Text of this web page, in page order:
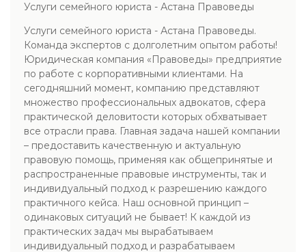
Услуги семейного юриста - Астана Правоведы
Услуги семейного юриста - Астана Правоведы.
Команда экспертов с долголетним опытом работы!
Юридическая компания «Правоведы» предприятие
по работе с корпоративными клиентами. На
сегодняшний момент, компанию представляют
множество профессиональных адвокатов, сфера
практической деловитости которых обхватывает
все отрасли права. Главная задача нашей компании
– предоставить качественную и актуальную
правовую помощь, применяя как общепринятые и
распространенные правовые инструменты, так и
индивидуальный подход к разрешению каждого
практичного кейса. Наш основной принцип –
одинаковых ситуаций не бывает! К каждой из
практических задач мы вырабатываем
индивидуальный подход и разрабатываем